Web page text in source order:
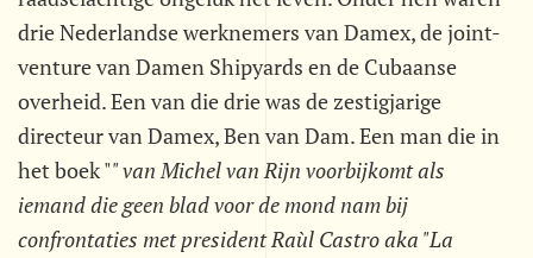
drie Nederlandse werknemers van Damex, de joint-
venture van Damen Shipyards en de Cubaanse
overheid. Een van die drie was de zestigjarige
directeur van Damex, Ben van Dam. Een man die in
het boek "" van Michel van Rijn voorbijkomt als
iemand die geen blad voor de mond nam bij
confrontaties met president Raùl Castro aka "La